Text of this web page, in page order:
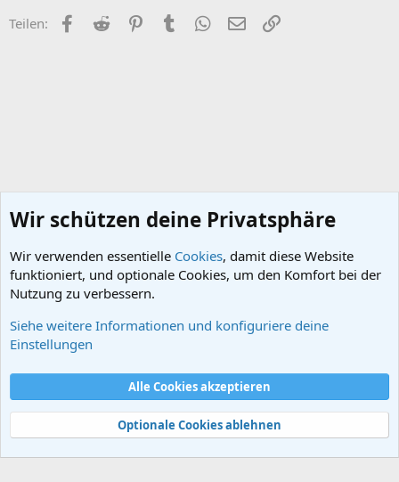
Teilen: Facebook
Reddit PinterestTumblr WhatsApp
E-Mail
BRD | DDR
Nutzungsbedingungen
Datenschutz
Hilfe und Impressum
Start
R
S
Community platform by XenForo® © 2010-2024 XenForo Ltd.
Wir schützen deine Privatsphäre
Wir verwenden essentielle Cookies, damit diese Website
funktioniert, und optionale Cookies, um den Komfort bei der
Nutzung zu verbessern.
Siehe weitere Informationen und konfiguriere deine
Einstellungen
Alle Cookies akzeptieren
Optionale Cookies ablehnen